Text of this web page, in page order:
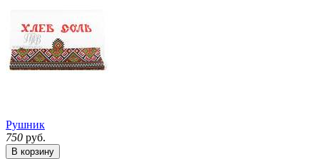
Рушник
750 руб.
В корзину